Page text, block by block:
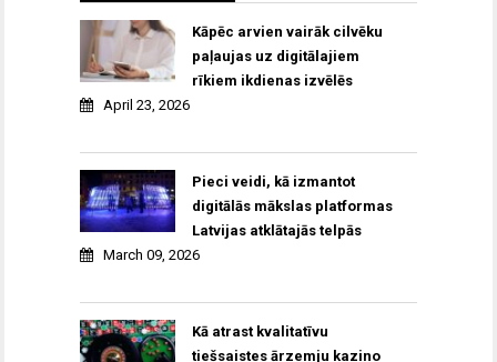
Kāpēc arvien vairāk cilvēku
paļaujas uz digitālajiem
rīkiem ikdienas izvēlēs
April 23, 2026
Pieci veidi, kā izmantot
digitālās mākslas platformas
Latvijas atklātajās telpās
March 09, 2026
Kā atrast kvalitatīvu
tiešsaistes ārzemju kazino